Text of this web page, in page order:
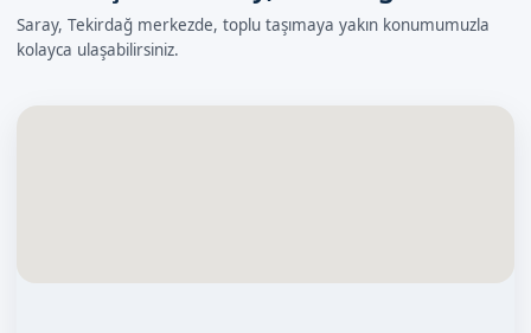
Saray, Tekirdağ merkezde, toplu taşımaya yakın konumumuzla
kolayca ulaşabilirsiniz.